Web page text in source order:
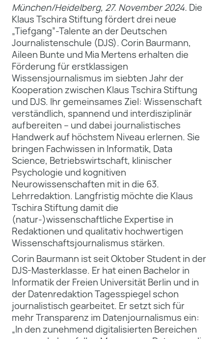
München/Heidelberg, 27. November 2024. Die
Klaus Tschira Stiftung fördert drei neue
„Tiefgang”-Talente an der Deutschen
Journalistenschule (DJS). Corin Baurmann,
Aileen Bunte und Mia Mertens erhalten die
Förderung für erstklassigen
Wissensjournalismus im siebten Jahr der
Kooperation zwischen Klaus Tschira Stiftung
und DJS. Ihr gemeinsames Ziel: Wissenschaft
verständlich, spannend und interdisziplinär
aufbereiten – und dabei journalistisches
Handwerk auf höchstem Niveau erlernen. Sie
bringen Fachwissen in Informatik, Data
Science, Betriebswirtschaft, klinischer
Psychologie und kognitiven
Neurowissenschaften mit in die 63.
Lehrredaktion. Langfristig möchte die Klaus
Tschira Stiftung damit die
(natur-)wissenschaftliche Expertise in
Redaktionen und qualitativ hochwertigen
Wissenschaftsjournalismus stärken.
Corin Baurmann ist seit Oktober Student in der
DJS-Masterklasse. Er hat einen Bachelor in
Informatik der Freien Universität Berlin und in
der Datenredaktion Tagesspiegel schon
journalistisch gearbeitet. Er setzt sich für
mehr Transparenz im Datenjournalismus ein:
„In den zunehmend digitalisierten Bereichen